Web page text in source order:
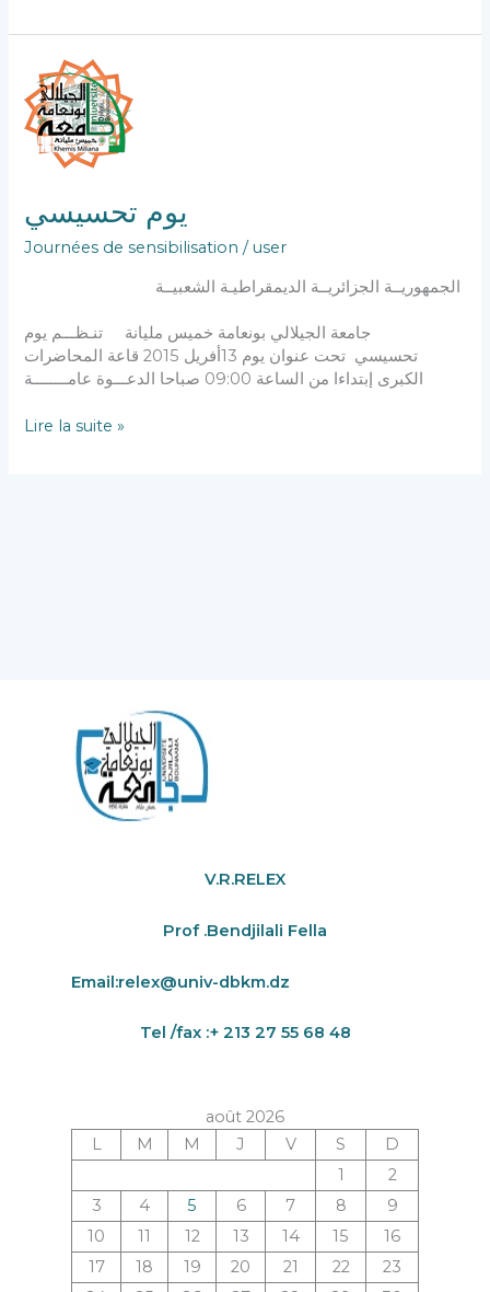
يوم تحسيسي
Journées de sensibilisation /user
جامعة الجيلالي بونعامة خميس مليانة تنـظـــم يوم
تحسيسي تحت عنوان يوم 13أفريل 2015 قاعة المحاضرات
الكبرى إبتداءا من الساعة 09:00 صباحا الدعـــوة عامــــــــة
يوم
تحسيسي
Lire la suite »
V.R.RELEX
Prof .Bendjilali Fella
Email:relex@univ-dbkm.dz
Tel /fax :+ 213 27 55 68 48
août 2026
L
M M J V S
D
1
2
3
4 5 6 7 8
9
10
11 12 13 14 15
16
17
18 19 20 21 22
23